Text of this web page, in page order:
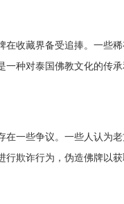
在收藏界备受追捧。一些
种对泰国佛教文化的传承
在一些争议。一些人认为
欺诈行为，伪造佛牌以